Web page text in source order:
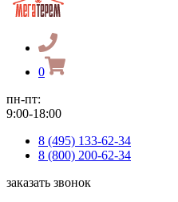
0
пн-пт:
9:00-18:00
8 (495) 133-62-34
8 (800) 200-62-34
заказать звонок